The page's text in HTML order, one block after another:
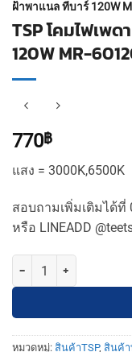
ฝ้าพาแนล ทีบาร์ 120W
TSP โคมไฟเพ
120W MR-
770฿
แสง = 3000K,6500K
สอบถามเพิ่มเติมได้ที่
หรือ LINEADD
จำนวน TSP โคมไฟเพ
หมวดหมู่: สินค้าTSP, สินค้า